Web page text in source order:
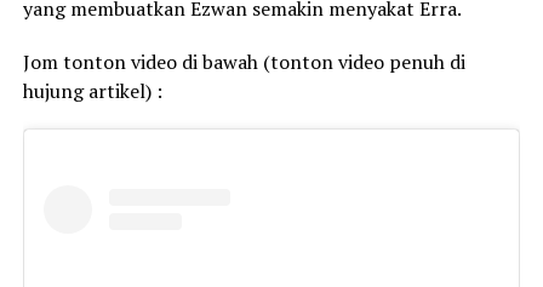
yang membuatkan Ezwan semakin menyakat Erra.
Jom tonton video di bawah (tonton video penuh di
hujung artikel) :